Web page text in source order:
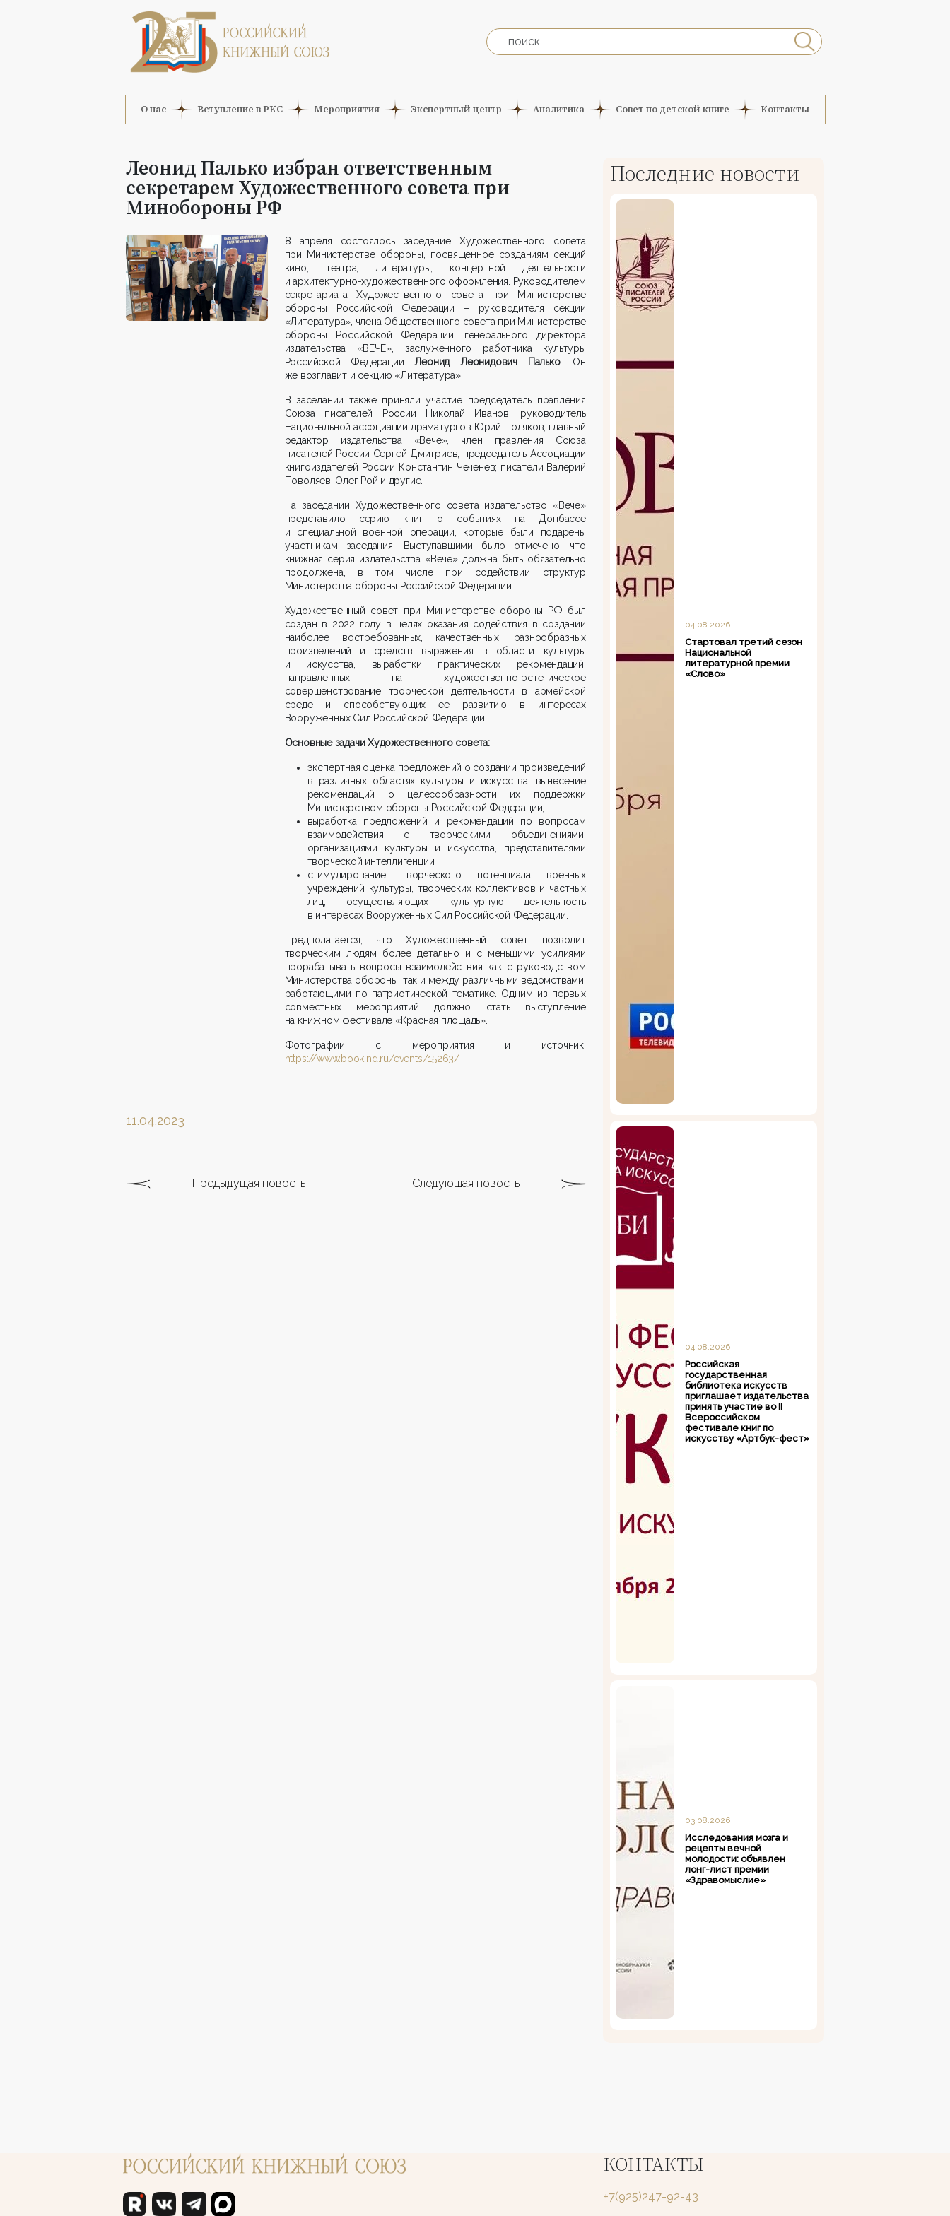
О нас Вступление в РКС Мероприятия Экспертный центр Аналитика Совет по детской книге Контакты
Леонид Палько избран ответственным
секретарем Художественного совета при
Минобороны РФ
8 апреля состоялось заседание Художественного совета
при Министерстве обороны, посвященное созданиям секций
кино, театра, литературы, концертной деятельности
и архитектурно-художественного оформления. Руководителем
секретариата Художественного совета при Министерстве
обороны Российской Федерации – руководителя секции
«Литература», члена Общественного совета при Министерстве
обороны Российской Федерации, генерального директора
издательства «ВЕЧЕ», заслуженного работника культуры
Российской ФедерацииЛеонид Леонидович Палько. Он
же возглавит и секцию «Литература».
В заседании также приняли участие председатель правления
Союза писателей России Николай Иванов; руководитель
Национальной ассоциации драматургов Юрий Поляков; главный
редактор издательства «Вече», член правления Союза
писателей России Сергей Дмитриев; председатель Ассоциации
книгоиздателей России Константин Чеченев; писатели Валерий
Поволяев, Олег Рой и другие.
На заседании Художественного совета издательство «Вече»
представило серию книг о событиях на Донбассе
и специальной военной операции, которые были подарены
участникам заседания. Выступавшими было отмечено, что
книжная серия издательства «Вече» должна быть обязательно
продолжена, в том числе при содействии структур
Министерства обороны Российской Федерации.
Художественный совет при Министерстве обороны РФ был
создан в 2022 году в целях оказания содействия в создании
наиболее востребованных, качественных, разнообразных
произведений и средств выражения в области культуры
и искусства, выработки практических рекомендаций,
направленных на художественно-эстетическое
совершенствование творческой деятельности в армейской
среде и способствующих ее развитию в интересах
Вооруженных Сил Российской Федерации.
Основные задачи Художественного совета:
экспертная оценка предложений о создании произведений
в различных областях культуры и искусства, вынесение
рекомендаций о целесообразности их поддержки
Министерством обороны Российской Федерации;
выработка предложений и рекомендаций по вопросам
взаимодействия с творческими объединениями,
организациями культуры и искусства, представителями
творческой интеллигенции;
стимулирование творческого потенциала военных
учреждений культуры, творческих коллективов и частных
лиц, осуществляющих культурную деятельность
в интересах Вооруженных Сил Российской Федерации.
Предполагается, что Художественный совет позволит
творческим людям более детально и с меньшими усилиями
прорабатывать вопросы взаимодействия как с руководством
Министерства обороны, так и между различными ведомствами,
работающими по патриотической тематике. Одним из первых
совместных мероприятий должно стать выступление
на книжном фестивале «Красная площадь».
Фотографии с мероприятия и источник:
https://www.bookind.ru/events/15263/
11.04.2023
Предыдущая новость Следующая новость
Последние новости
04.08.2026
Стартовал третий сезон
Национальной
литературной премии
«Слово»
04.08.2026
Российская
государственная
библиотека искусств
приглашает издательства
принять участие во II
Всероссийском
фестивале книг по
искусству «Артбук-фест»
03.08.2026
Исследования мозга и
рецепты вечной
молодости: объявлен
лонг-лист премии
«Здравомыслие»
КОНТАКТЫ
+7(925)247-92-43